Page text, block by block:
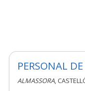
PERSONAL
ALMASSORA,